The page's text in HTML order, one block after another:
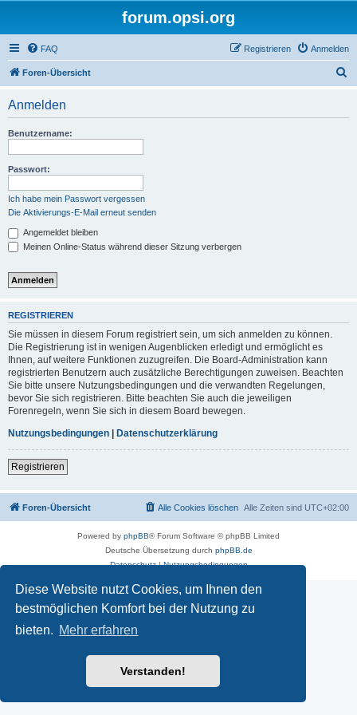
Diese Website nutzt Cookies, um Ihnen den
bestmöglichen Komfort bei der Nutzung zu
bieten. Mehr erfahren
Verstanden!
forum.opsi.org
FAQ Anmelden
Registrieren
Foren-Übersicht
Anmelden
Benutzername:
Passwort:
Ich habe mein Passwort vergessen
Die Aktivierungs-E-Mail erneut senden
Angemeldet bleiben
Meinen Online-Status während dieser Sitzung verbergen
REGISTRIEREN
Sie müssen in diesem Forum registriert sein, um sich anmelden zu können.
Die Registrierung ist in wenigen Augenblicken erledigt und ermöglicht es
Ihnen, auf weitere Funktionen zuzugreifen. Die Board-Administration kann
registrierten Benutzern auch zusätzliche Berechtigungen zuweisen. Beachten
Sie bitte unsere Nutzungsbedingungen und die verwandten Regelungen,
bevor Sie sich registrieren. Bitte beachten Sie auch die jeweiligen
Forenregeln, wenn Sie sich in diesem Board bewegen.
Nutzungsbedingungen | Datenschutzerklärung
Registrieren
Foren-Übersicht Alle Zeiten sind UTC+02:00
Alle Cookies löschen
Powered by phpBB® Forum Software © phpBB Limited
Deutsche Übersetzung durch phpBB.de
Datenschutz|Nutzungsbedingungen